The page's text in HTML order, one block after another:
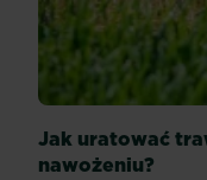
Jak uratować
nawożeniu?